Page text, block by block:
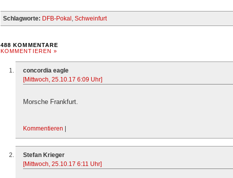
Schlagworte: DFB-Pokal Schweinfurt
488 KOMMENTARE
KOMMENTIEREN »
concordia eagle
[Mittwoch, 25.10.17 6:09 Uhr]
Morsche Frankfurt.
Kommentieren |
Stefan Krieger
[Mittwoch, 25.10.17 6:11 Uhr]